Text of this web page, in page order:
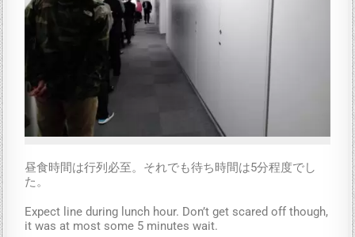
昼食時間は行列必至。それでも待ち時間は5分程度でし
た。
Expect line during lunch hour. Don’t get scared off though,
it was at most some 5 minutes wait.